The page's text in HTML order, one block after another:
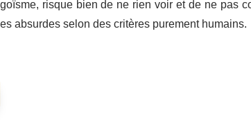
risque bien de ne rien voir et de ne pas
absurdes selon des critères purement humains.